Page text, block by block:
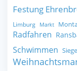
Festung
Limburg Markt
Radfahren
Schwimmen